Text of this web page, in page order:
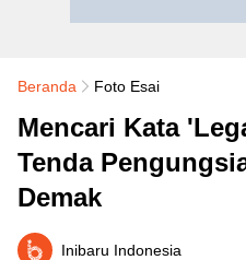
Beranda Foto Esai
Mencari Kata
Tenda
Demak
Inibaru Indonesia